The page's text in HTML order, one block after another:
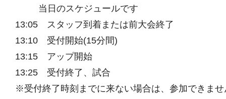
当日のスケジュールです
13:05 スタッフ到着または前大会終了
13:10 受付開始(15分間)
13:15 アップ開始
13:25 受付終了、試合
※受付終了時刻までに来ない場合は、参加できませ